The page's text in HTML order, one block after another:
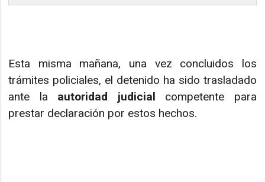
Esta misma mañana, una vez concluidos los
trámites policiales, el detenido ha sido trasladado
ante la autoridad judicial competente para
prestar declaración por estos hechos.